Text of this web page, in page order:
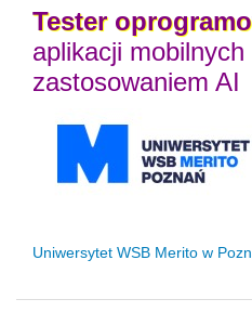
Tester
aplikacji
zastosowaniem AI
Uniwersytet WSB Merito w